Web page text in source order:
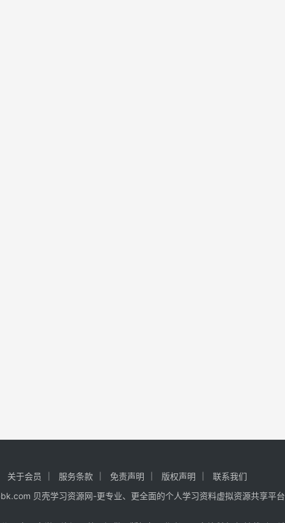
关于会员 服务条款 免责声明 版权声明
联系我们
贝壳学习资源网-更专业、更全面的个人学习资料虚拟资源共享平台